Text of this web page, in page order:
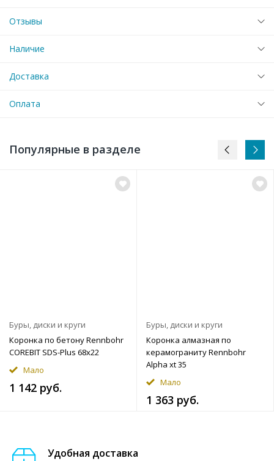
Отзывы
Наличие
Доставка
Оплата
Популярные в разделе
Буры, диски и круги
Коронка по бетону Rennbohr
COREBIT SDS-Plus 68x22
Мало
1 142 руб.
Буры, диски и круги
Коронка алмазная по
керамограниту Rennbohr
Alpha xt 35
Мало
1 363 руб.
Удобная доставка